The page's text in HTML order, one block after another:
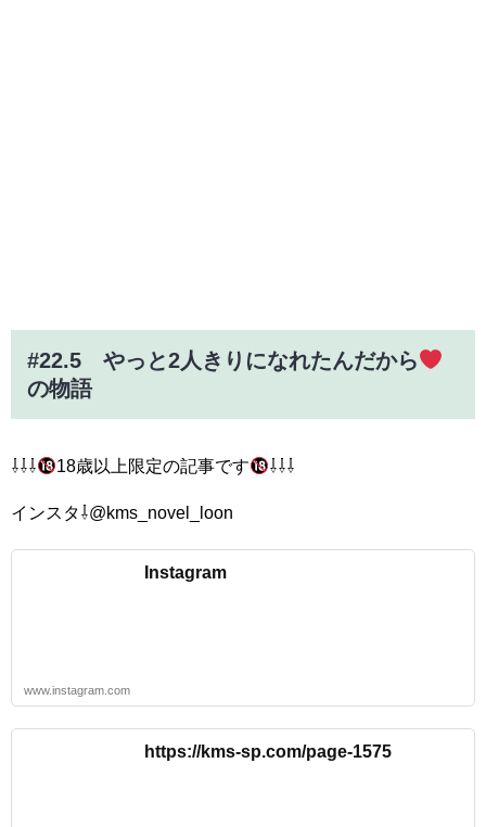
#22.5 やっと2人きりになれたんだから
の物語
⇩⇩⇩ 18歳以上限定の記事です ⇩⇩⇩
インスタ⇩@kms_novel_loon
Instagram
www.instagram.com
https://kms-sp.com/page-1575